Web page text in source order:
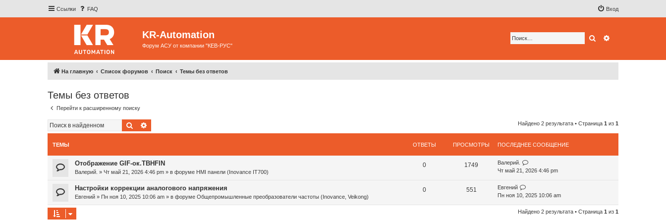
Ссылки FAQ Вход
KR-Automation
Форум АСУ от компании "КЕВ-РУС"
Поиск
На главную Список форумов Поиск Темы без ответов
Темы без ответов
Перейти к расширенному поиску
Поиск Найдено 2 результата • Страница 1 из 1
ТЕМЫ ОТВЕТЫ ПРОСМОТРЫ ПОСЛЕДНЕЕ СООБЩЕНИЕ
Отображение GIF-ок.TBHFIN
Валерий. » Чт май 21, 2026 4:46 pm » в форуме HMI панели (Inovance IT700)
0 1749
Валерий.
Чт май 21, 2026 4:46 pm
Настройки коррекции аналогового напряжения
Евгений » Пн ноя 10, 2025 10:06 am » в форуме Общепромышленные преобразователи частоты (Inovance, Veikong)
0 551
Евгений
Пн ноя 10, 2025 10:06 am
Найдено 2 результата • Страница 1 из 1